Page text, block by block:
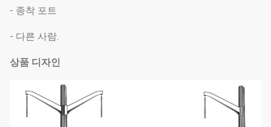
- 종착 포트
- 다른 사람.
상품 디자인